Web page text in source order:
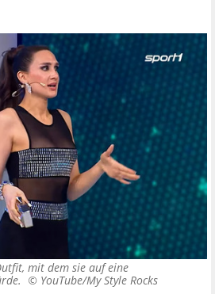
mit dem sie auf eine
© YouTube/My Style Rocks